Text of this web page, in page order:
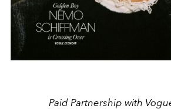
Paid Partnership with